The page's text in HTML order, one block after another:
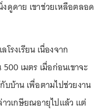
งดูดาย เขาช่วยเหลือตลอด
รงเรียน เนื่องจาก
เมตร เมื่อก่อนเขาจะ
บบ้าน เพื่อตามไปช่วยงาน
าวเกษียณอายุไปแล้ว แต่